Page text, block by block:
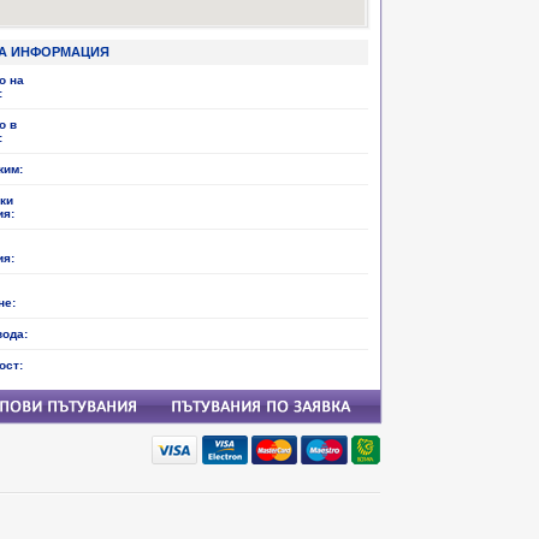
ИНФОРМАЦИЯ
на
в